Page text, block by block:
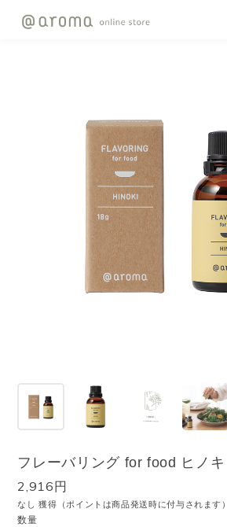
フレーバリング for food ヒノキ
2,916円
なし 獲得（ポイントは商品発送時に付与されます）
数量